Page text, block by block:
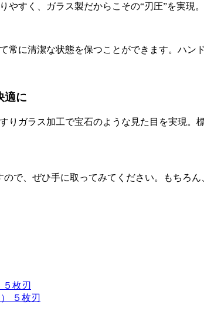
すく、ガラス製だからこその“刃圧”を実現
常に清潔な状態を保つことができます。ハ
適に
りガラス加工で宝石のような見た目を実現
で、ぜひ手に取ってみてください。もちろん
枚刃
５枚刃